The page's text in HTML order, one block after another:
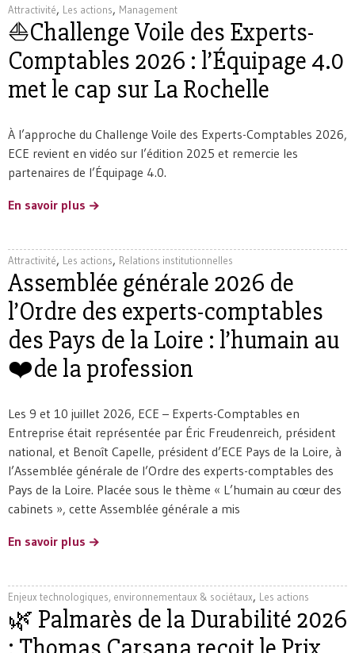
Attractivité, Les actions, Management
⛵Challenge Voile des Experts-
Comptables 2026 : l’Équipage 4.0
met le cap sur La Rochelle
À l’approche du Challenge Voile des Experts-Comptables 2026,
ECE revient en vidéo sur l’édition 2025 et remercie les
partenaires de l’Équipage 4.0.
En savoir plus
Attractivité, Les actions, Relations institutionnelles
Assemblée générale 2026 de
l’Ordre des experts-comptables
des Pays de la Loire : l’humain au
❤️de la profession
Les 9 et 10 juillet 2026, ECE – Experts-Comptables en
Entreprise était représentée par Éric Freudenreich, président
national, et Benoît Capelle, président d’ECE Pays de la Loire, à
l’Assemblée générale de l’Ordre des experts-comptables des
Pays de la Loire. Placée sous le thème « L’humain au cœur des
cabinets », cette Assemblée générale a mis
En savoir plus
Enjeux technologiques, environnementaux & sociétaux, Les actions
🌿 Palmarès de la Durabilité 2026